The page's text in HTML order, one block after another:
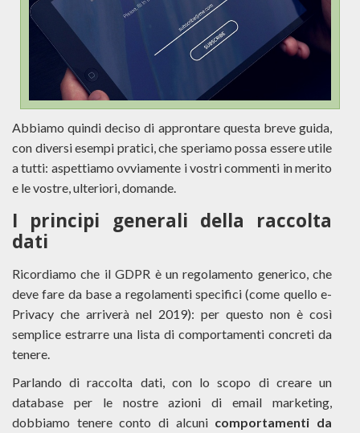
Abbiamo quindi deciso di approntare questa breve guida,
con diversi esempi pratici, che speriamo possa essere utile
a tutti: aspettiamo ovviamente i vostri commenti in merito
e le vostre, ulteriori, domande.
I principi generali della raccolta
dati
Ricordiamo che il GDPR è un regolamento generico, che
deve fare da base a regolamenti specifici (come quello e-
Privacy che arriverà nel 2019): per questo non è così
semplice estrarre una lista di comportamenti concreti da
tenere.
Parlando di raccolta dati, con lo scopo di creare un
database per le nostre azioni di email marketing,
dobbiamo tenere conto di alcuni comportamenti da